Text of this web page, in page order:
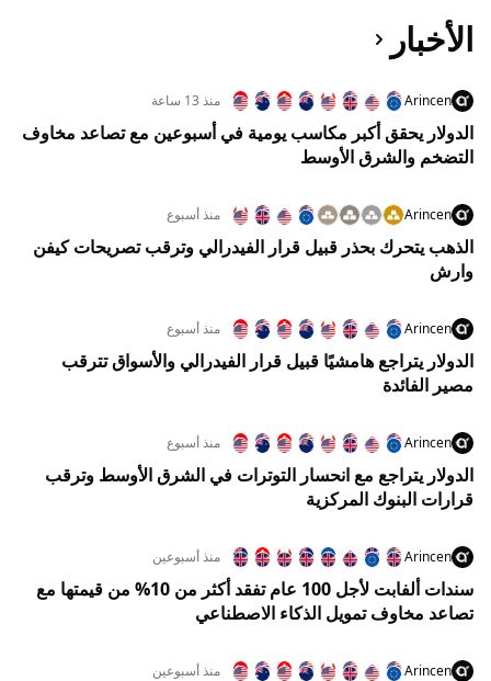
الأخبار
Arincen منذ 13 ساعة
الدولار يحقق أكبر مكاسب يومية في أسبوعين مع تصاعد مخاوف
التضخم والشرق الأوسط
Arincen منذ أسبوع
الذهب يتحرك بحذر قبيل قرار الفيدرالي وترقب تصريحات كيفن
وارش
Arincen منذ أسبوع
الدولار يتراجع هامشيًا قبيل قرار الفيدرالي والأسواق تترقب
مصير الفائدة
Arincen منذ أسبوع
الدولار يتراجع مع انحسار التوترات في الشرق الأوسط وترقب
قرارات البنوك المركزية
Arincen منذ أسبوعين
سندات ألفابت لأجل 100 عام تفقد أكثر من 10% من قيمتها مع
تصاعد مخاوف تمويل الذكاء الاصطناعي
Arincen منذ أسبوعين